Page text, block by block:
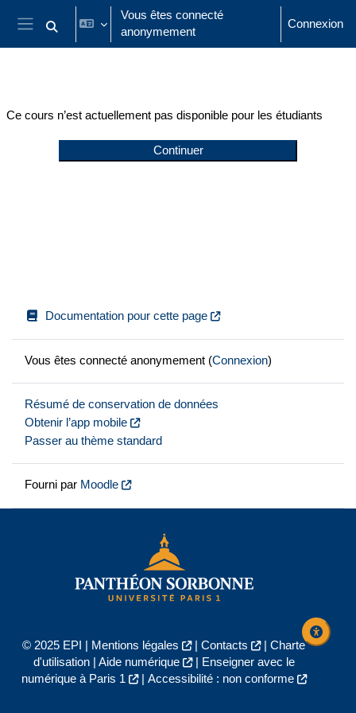
Passer au contenu principal
Panneau latéral
Activer/désactiver la saisie de recherche
Vous êtes connecté
anonymement
Connexion
Ce cours n’est actuellement pas disponible pour les étudiants
Continuer
Documentation pour cette page
Vous êtes connecté anonymement (Connexion)
Résumé de conservation de données
Obtenir l’app mobile
Passer au thème standard
Fourni par Moodle
© 2025 EPI | Mentions légales | Contacts | Charte
d'utilisation| Aide numérique |
Enseigner avec le
numérique à Paris 1
| Accessibilité : non conforme